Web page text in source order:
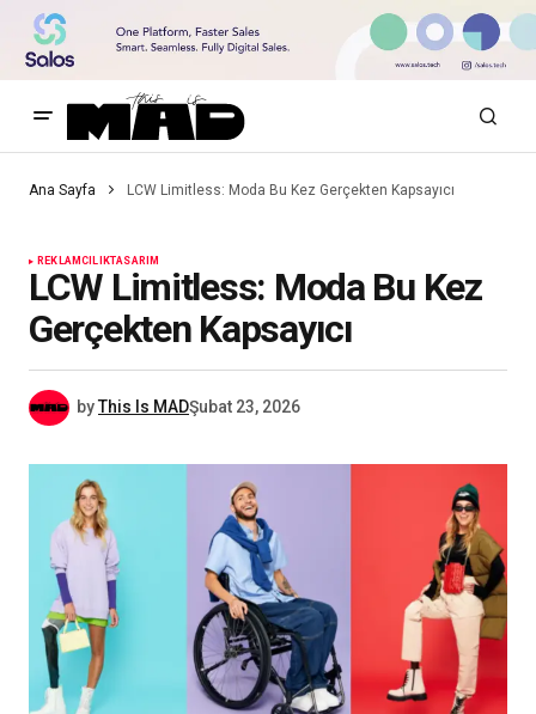
Ana Sayfa LCW Limitless: Moda Bu Kez Gerçekten Kapsayıcı
REKLAMCILIKTASARIM
LCW Limitless: Moda Bu Kez
Gerçekten Kapsayıcı
byThis Is MADŞubat 23, 2026